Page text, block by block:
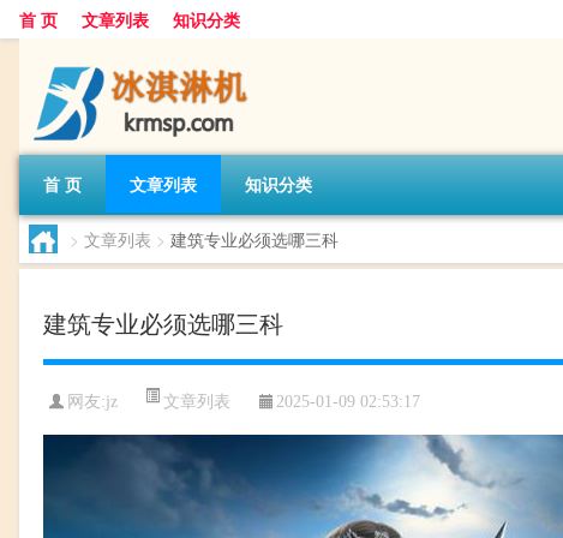
首 页 文章列表 知识分类
首 页 文章列表 知识分类
> 文章列表 > 建筑专业必须选哪三科
建筑专业必须选哪三科
网友:jz 文章列表 2025-01-09 02:53:17